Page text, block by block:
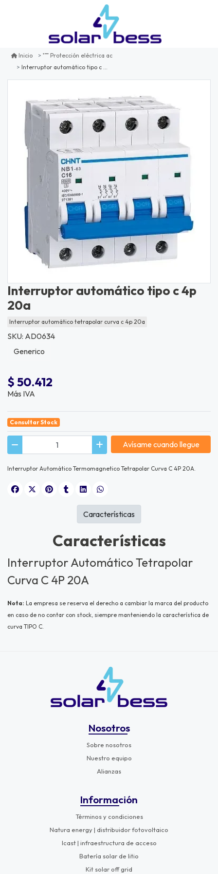
Inicio
Protección eléctrica ac
Interruptor automático tipo c 4p 20a
Interruptor automático tipo c 4p
20a
Interruptor automático tetrapolar curva c 4p 20a
SKU: AD0634
Generico
$ 50.412
Más IVA
Consultar Stock
Avísame cuando llegue
Interruptor Automático Termomagnetico Tetrapolar Curva C 4P 20A.
Características
Interruptor Automático Tetrapolar
Curva C 4P 20A
Nota: La empresa se reserva el derecho a cambiar la marca del producto
en caso de no contar con stock, siempre manteniendo la característica de
curva TIPO C.
Características
Nosotros
Sobre nosotros
Nuestro equipo
Alianzas
Información
Términos y condiciones
Natura energy | distribuidor fotovoltaico
Icast | infraestructura de acceso
Batería solar de litio
Kit solar off grid